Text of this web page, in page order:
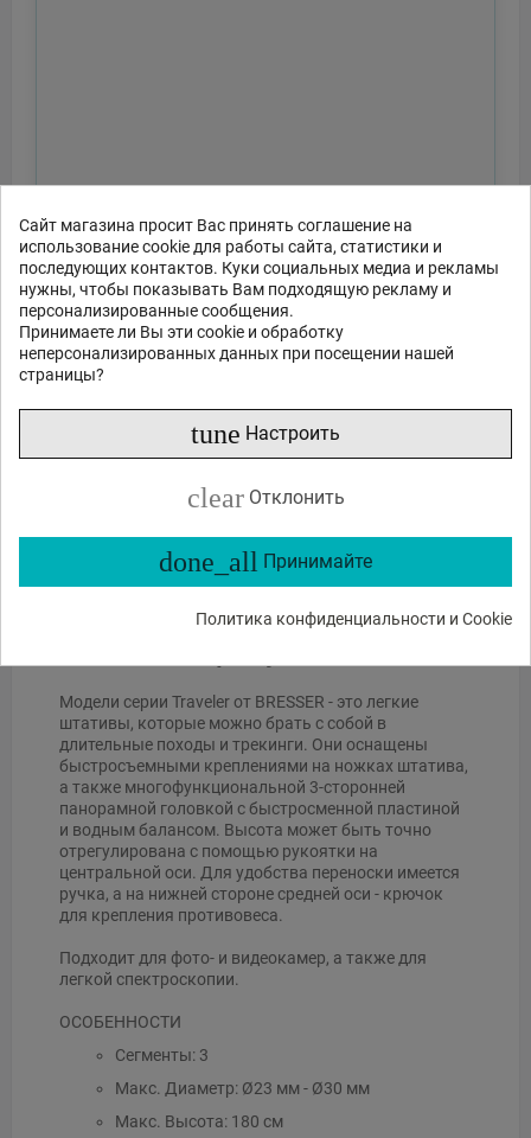
Сайт магазина просит Вас принять соглашение на
использование cookie для работы сайта, статистики и
последующих контактов. Куки социальных медиа и рекламы
нужны, чтобы показывать Вам подходящую рекламу и
персонализированные сообщения.
Принимаете ли Вы эти cookie и обработку
неперсонализированных данных при посещении нашей
страницы?
tune Настроить
clear Отклонить
done_all Принимайте
Политика конфиденциальности и Cookie
Какие функции? Есть в наличии? Акции и скидки?
Модели серии Traveler от BRESSER - это легкие
штативы, которые можно брать с собой в
длительные походы и трекинги. Они оснащены
быстросъемными креплениями на ножках штатива,
а также многофункциональной 3-сторонней
панорамной головкой с быстросменной пластиной
и водным балансом. Высота может быть точно
отрегулирована с помощью рукоятки на
центральной оси. Для удобства переноски имеется
ручка, а на нижней стороне средней оси - крючок
для крепления противовеса.
Подходит для фото- и видеокамер, а также для
легкой спектроскопии.
ОСОБЕННОСТИ
Сегменты: 3
Макс. Диаметр: Ø23 мм - Ø30 мм
Макс. Высота: 180 см